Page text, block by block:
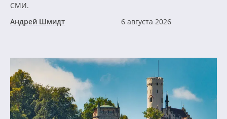
СМИ.
Андрей Шмидт
6 августа 2026